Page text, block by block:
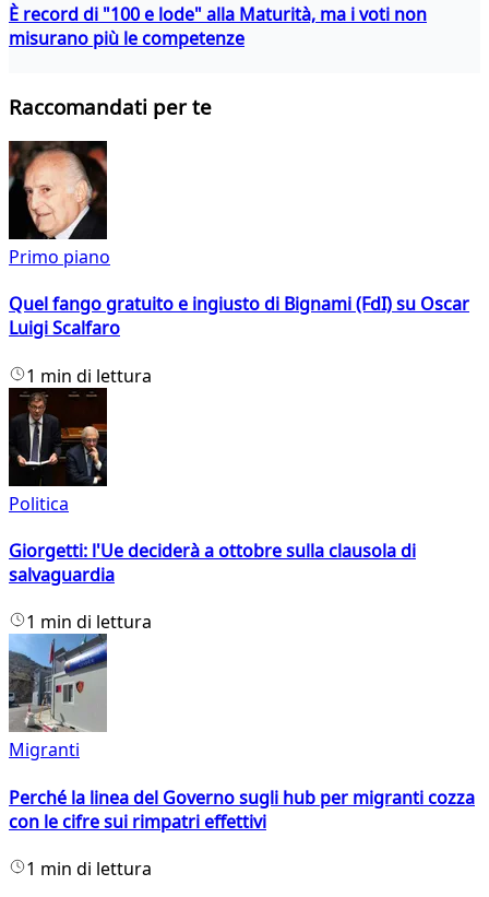
È record di "100 e lode" alla Maturità, ma i voti non
misurano più le competenze
Raccomandati per te
Primo piano
Quel fango gratuito e ingiusto di Bignami (FdI) su Oscar
Luigi Scalfaro
1 min di lettura
Politica
Giorgetti: l'Ue deciderà a ottobre sulla clausola di
salvaguardia
1 min di lettura
Migranti
Perché la linea del Governo sugli hub per migranti cozza
con le cifre sui rimpatri effettivi
1 min di lettura